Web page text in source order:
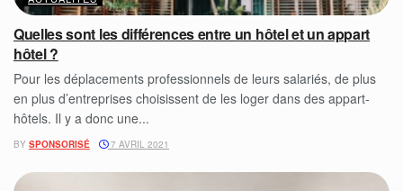
Quelles sont les différences entre un hôtel et un appart
hôtel ?
Pour les déplacements professionnels de leurs salariés, de plus
en plus d’entreprises choisissent de les loger dans des appart-
hôtels. Il y a donc une...
BY SPONSORISÉ 7 AVRIL 2021